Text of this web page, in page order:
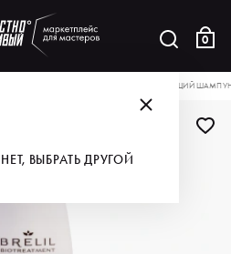
0
НЕТ, ВЫБРАТЬ ДРУГОЙ
BRELIL PROFESSIONAL РАЗГЛАЖИВАЮЩИЙ